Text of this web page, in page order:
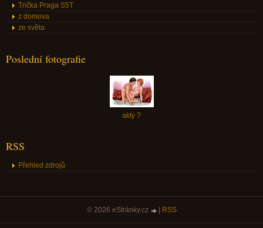
Trička Praga S5T
z domova
ze světa
Poslední fotografie
akty ?
RSS
Přehled zdrojů
© 2026 eStránky.cz RSS